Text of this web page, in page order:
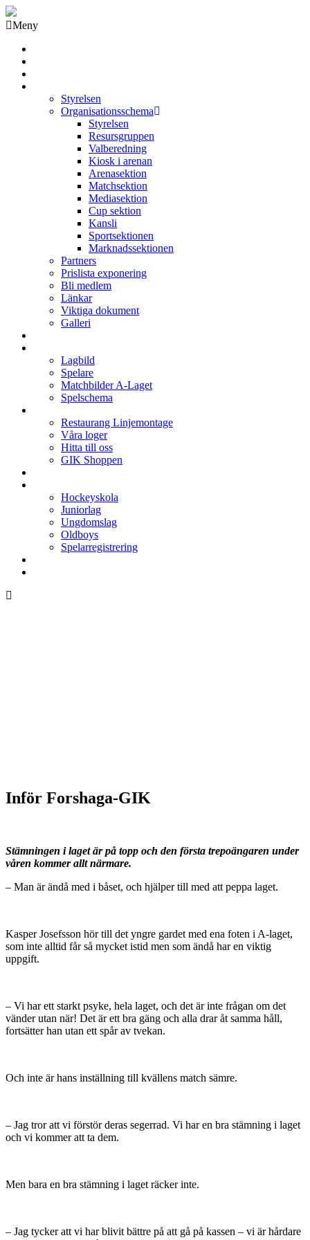
Meny
Styrelsen
Organisationsschema
Styrelsen
Resursgruppen
Valberedning
Kiosk i arenan
Arenasektion
Matchsektion
Mediasektion
Cup sektion
Kansli
Sportsektionen
Marknadssektionen
Partners
Prislista exponering
Bli medlem
Länkar
Viktiga dokument
Galleri
Lagbild
Spelare
Matchbilder A-Laget
Spelschema
Restaurang Linjemontage
Våra loger
Hitta till oss
GIK Shoppen
Hockeyskola
Juniorlag
Ungdomslag
Oldboys
Spelarregistrering
Inför Forshaga-GIK
Stämningen i laget är på topp och den första trepoängaren under
våren kommer allt närmare.
– Man är ändå med i båset, och hjälper till med att peppa laget.
Kasper Josefsson hör till det yngre gardet med ena foten i A-laget,
som inte alltid får så mycket istid men som ändå har en viktig
uppgift.
– Vi har ett starkt psyke, hela laget, och det är inte frågan om det
vänder utan när! Det är ett bra gäng och alla drar åt samma håll,
fortsätter han utan ett spår av tvekan.
Och inte är hans inställning till kvällens match sämre.
– Jag tror att vi förstör deras segerrad. Vi har en bra stämning i laget
och vi kommer att ta dem.
Men bara en bra stämning i laget räcker inte.
– Jag tycker att vi har blivit bättre på att gå på kassen – vi är hårdare